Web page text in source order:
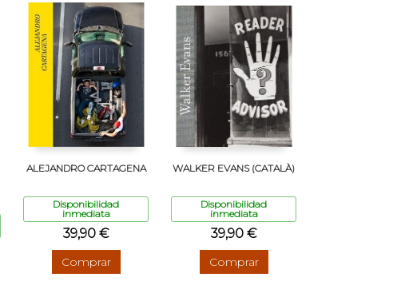
ALEJANDRO CARTAGENA
Disponibilidad
inmediata
39,90 €
Comprar
WALKER EVANS (CATALÀ)
Disponibilidad
inmediata
39,90 €
Comprar